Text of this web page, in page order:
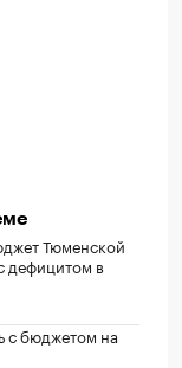
Тюменской
дефицитом в
с бюджетом на